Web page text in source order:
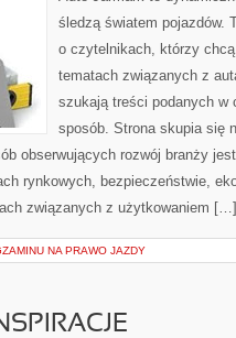
śledzą światem pojazdów.
o czytelnikach, którzy
tematach związanych z
szukają treści podanych w
sposób. Strona skupia się
obserwujących rozwój branży
rynkowych, bezpieczeństwie,
związanych z użytkowaniem […]
NA PRAWO JAZDY